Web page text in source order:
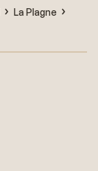
La Plagne